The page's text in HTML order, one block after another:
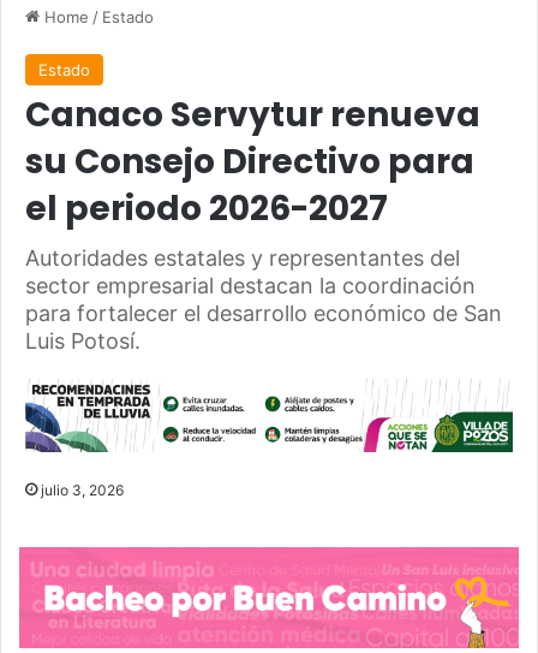
Home / Estado
Estado
Canaco Servytur renueva
su Consejo Directivo para
el periodo 2026-2027
Autoridades estatales y representantes del
sector empresarial destacan la coordinación
para fortalecer el desarrollo económico de San
Luis Potosí.
julio 3, 2026